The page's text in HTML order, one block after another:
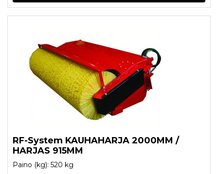
RF-System KAUHAHARJA 2000MM /
HARJAS 915MM
Paino (kg): 520 kg